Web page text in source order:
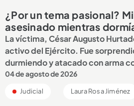
¿Por un tema pasional?
asesinado mientras
La víctima, César Augusto
activo del Ejército. Fue
durmiendo y atacado con arma
04 de agosto de 2026
Judicial Laura Rosa Jiménez